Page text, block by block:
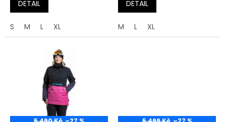
DETAIL
S M L XL
DETAIL
M L XL